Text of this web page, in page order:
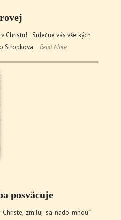
Christu! Srdečne vás všetkých
Stropkova…Read More
posväcuje
Christe, zmiluj sa nado mnou“